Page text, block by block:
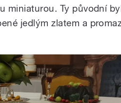
miniaturou. Ty původní
jedlým zlatem a